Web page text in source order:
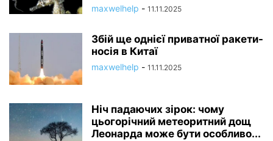
maxwelhelp - 11.11.2025
Збій ще однієї приватної ракети-
носія в Китаї
maxwelhelp - 11.11.2025
Ніч падаючих зірок: чому
цьогорічний метеоритний дощ
Леонарда може бути особливо...